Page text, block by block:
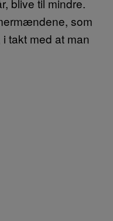
blive til mindre.
som
takt med at man